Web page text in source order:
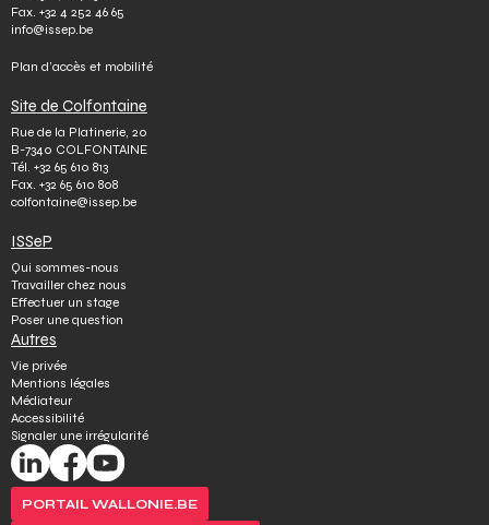
Fax. +32 4 252 46 65
info@issep.be
Plan d’accès et mobilité
Site de Colfontaine
Rue de la Platinerie, 20
B-7340 COLFONTAINE
Tél. +32 65 610 813
Fax. +32 65 610 808
colfontaine@issep.be
ISSeP
Qui sommes-nous
Travailler chez nous
Effectuer un stage
Poser une question
Autres
Vie privée
Mentions légales
Médiateur
Accessibilité
Signaler une irrégularité
PORTAIL WALLONIE.BE